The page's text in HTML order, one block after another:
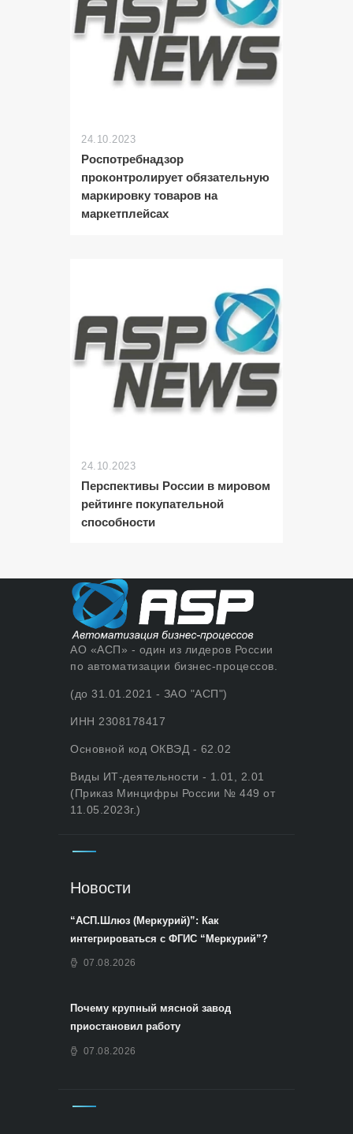
24.10.2023
Роспотребнадзор
проконтролирует обязательную
маркировку товаров на
маркетплейсах
24.10.2023
Перспективы России в мировом
рейтинге покупательной
способности
АО «АСП» - один из лидеров России
по автоматизации бизнес-процессов.
(до 31.01.2021 - ЗАО "АСП")
ИНН 2308178417
Основной код ОКВЭД - 62.02
Виды ИТ-деятельности - 1.01, 2.01
(Приказ Минцифры России № 449 от
11.05.2023г.)
Новости
“АСП.Шлюз (Меркурий)”: Как
интегрироваться с ФГИС “Меркурий”?
07.08.2026
Почему крупный мясной завод
приостановил работу
07.08.2026